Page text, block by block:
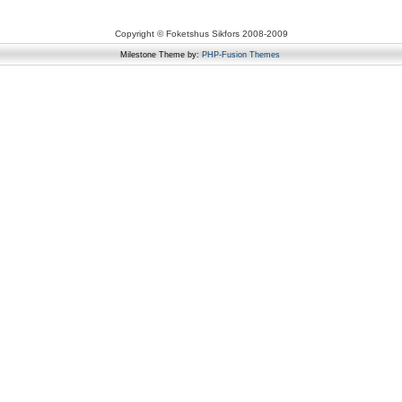
Copyright © Foketshus Sikfors 2008-2009
Milestone Theme by: PHP-Fusion Themes